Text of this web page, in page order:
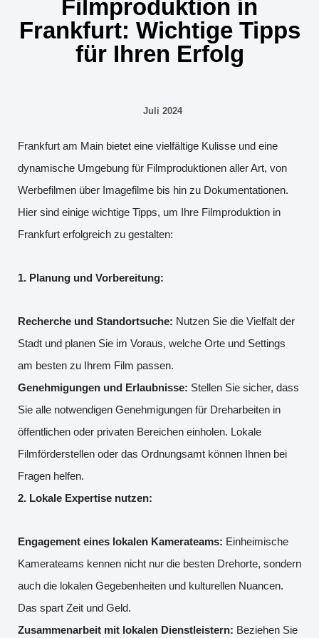
Filmproduktion in
Frankfurt: Wichtige Tipps
für Ihren Erfolg
Juli 2024
Frankfurt am Main bietet eine vielfältige Kulisse und eine
dynamische Umgebung für Filmproduktionen aller Art, von
Werbefilmen über Imagefilme bis hin zu Dokumentationen.
Hier sind einige wichtige Tipps, um Ihre Filmproduktion in
Frankfurt erfolgreich zu gestalten:
1. Planung und Vorbereitung:
Recherche und Standortsuche: Nutzen Sie die Vielfalt der
Stadt und planen Sie im Voraus, welche Orte und Settings
am besten zu Ihrem Film passen.
Genehmigungen und Erlaubnisse: Stellen Sie sicher, dass
Sie alle notwendigen Genehmigungen für Dreharbeiten in
öffentlichen oder privaten Bereichen einholen. Lokale
Filmförderstellen oder das Ordnungsamt können Ihnen bei
Fragen helfen.
2. Lokale Expertise nutzen:
Engagement eines lokalen Kamerateams: Einheimische
Kamerateams kennen nicht nur die besten Drehorte, sondern
auch die lokalen Gegebenheiten und kulturellen Nuancen.
Das spart Zeit und Geld.
Zusammenarbeit mit lokalen Dienstleistern: Beziehen Sie